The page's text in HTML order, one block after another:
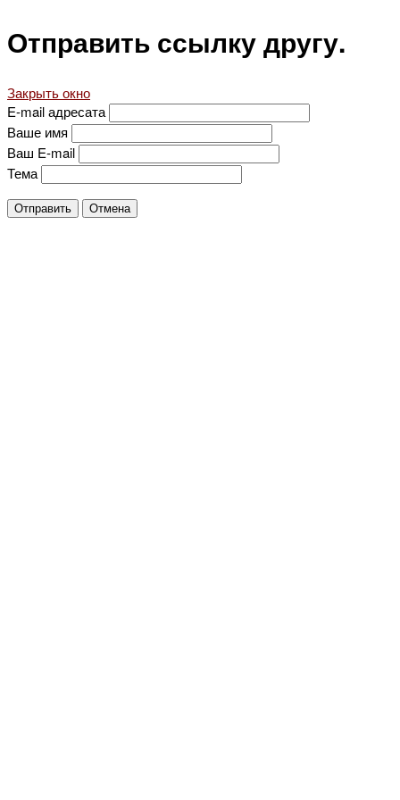
Отправить ссылку другу.
Закрыть окно
E-mail адресата
Ваше имя
Ваш E-mail
Тема
Отправить Отмена